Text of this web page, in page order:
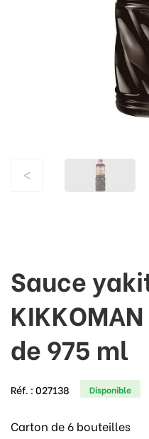
<
Sauce
de 975 ml
Réf. :027138 Disponible
Carton de 6 bouteilles